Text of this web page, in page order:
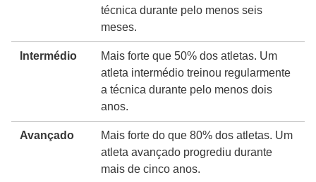
técnica durante pelo menos seis
meses.
Intermédio
Mais forte que 50% dos atletas. Um
atleta intermédio treinou regularmente
a técnica durante pelo menos dois
anos.
Avançado
Mais forte do que 80% dos atletas. Um
atleta avançado progrediu durante
mais de cinco anos.